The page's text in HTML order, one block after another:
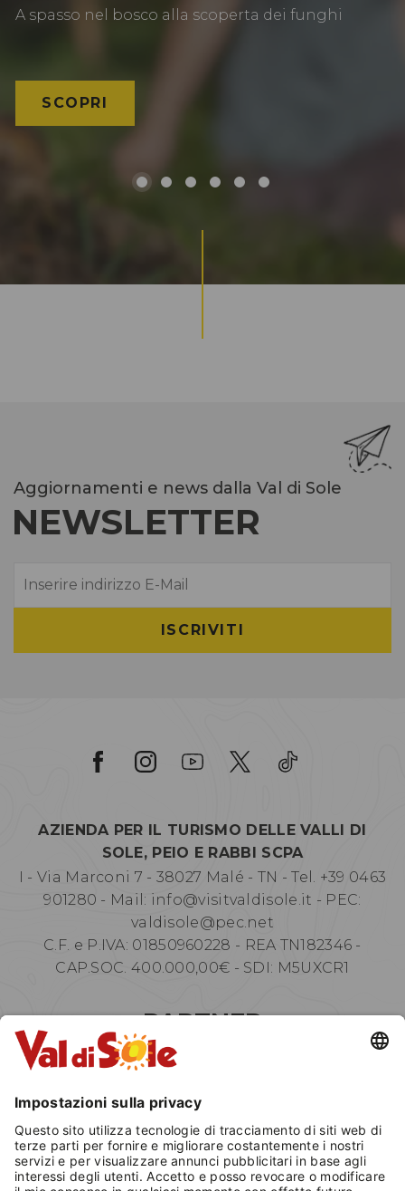
A spasso nel bosco alla scoperta dei funghi
SCOPRI
Aggiornamenti e news dalla Val di Sole
NEWSLETTER
ISCRIVITI
AZIENDA PER IL TURISMO DELLE VALLI DI
SOLE, PEIO E RABBI SCPA
I - Via Marconi 7 - 38027 Malé - TN - Tel. +39 0463
901280 - Mail: info@visitvaldisole.it - PEC:
valdisole@pec.net
C.F. e P.IVA: 01850960228 - REA TN182346 -
CAP.SOC. 400.000,00€ - SDI: M5UXCR1
PARTNER